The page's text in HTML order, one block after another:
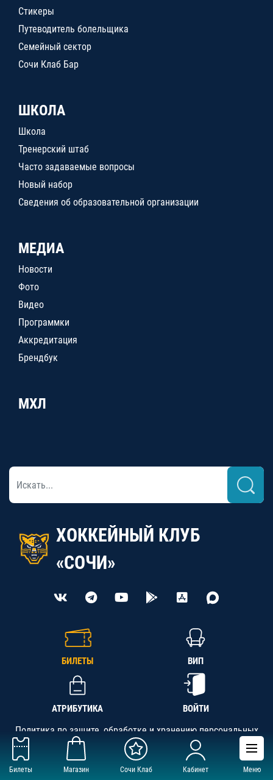
Билеты Магазин Сочи Клаб Кабинет Меню
Стикеры
Путеводитель болельщика
Семейный сектор
Сочи Клаб Бар
ШКОЛА
Школа
Тренерский штаб
Часто задаваемые вопросы
Новый набор
Сведения об образовательной организации
МЕДИА
Новости
Фото
Видео
Программки
Аккредитация
Брендбук
МХЛ
ХОККЕЙНЫЙ КЛУБ
«СОЧИ»
БИЛЕТЫ ВИП
АТРИБУТИКА ВОЙТИ
Политика по защите, обработке и хранению персональных
данных
АНО «СК «Кубань-Регион», ОГРН 1142300002349,